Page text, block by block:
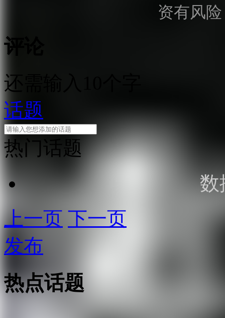
资有风
评论
还需输入10个字
话题
热门话题
数
上一页 下一页
发布
热点话题